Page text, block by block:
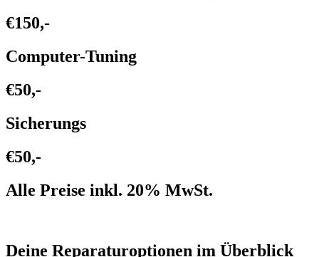
€150,-
Computer-Tuning
€50,-
Sicherungs
€50,-
Alle Preise inkl. 20% MwSt.
Deine Reparaturoptionen im Überblick